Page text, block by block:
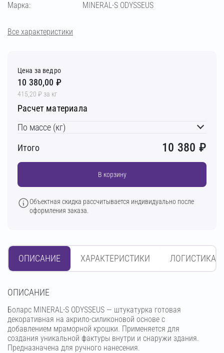
Марка:
MINERAL-S ODYSSEUS
Все характеристики
Цена за ведро
10 380,00 ₽
415,20 ₽ за кг
Расчет материала
По массе (кг)
Итого
10 380 ₽
В корзину
Объектная скидка рассчитывается индивидуально после
оформления заказа.
ОПИСАНИЕ ХАРАКТЕРИСТИКИ ЛОГИСТИКА
OПИСАНИЕ
Боларс MINERAL-S ODYSSEUS — штукатурка готовая
декоративная на акрило-силиконовой основе с
добавлением мраморной крошки. Применяется для
создания уникальной фактуры внутри и снаружи здания.
Предназначена для ручного нанесения.